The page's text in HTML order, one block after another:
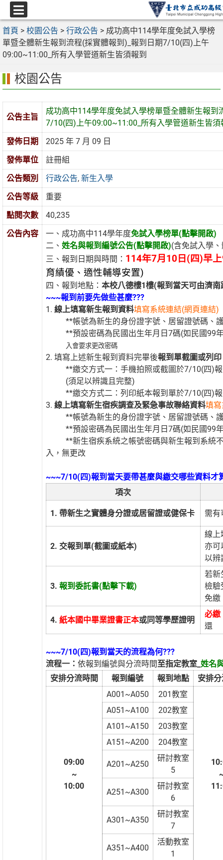
至
主
要
內
選
單
首頁 > 校園公告 > 行政公告 > 成功高中114學年度免試入學榜
單暨全體新生報到流程(採實體報到)_報到日期7/10(四)上午
09:00~11:00_所有入學管道新生皆須報到
校園公告
公告主旨
成功高中114學年度免試入學榜單暨全體新生報到
7/10(四)上午09:00~11:00_所有入學管道新生皆須
發佈日期
2025 年 7 月 09 日
發佈單位
註冊組
公告類別
行政公告, 新生入學
公告等級
重要
點閱次數
40,235
公告內容
一、成功高中114學年度免試入學榜單(點擊開啟)
二、 姓名與報到編號公告(點擊開啟)(含免試入學
三、報到日期與時間： 114年7月10日(四)早
育績優、適性輔導安置)
四、報到地點： 本校八德樓1樓(報到當天可由濟
~~~報到前要先做些甚麼???
1. 線上填寫新生報到資料填寫系統連結(網頁連結)
**帳號為新生的身份證字號、居留證號碼、
**預設密碼為民國出生年月日7碼(如民國99
入會要求更改密碼
2. 填寫上述新生報到資料完畢後報到單截圖或列印
**繳交方式一：手機拍照或截圖於7/10(四)
(須足以辨識且完整)
**繳交方式二：列印紙本報到單於7/10(四)
3. 線上填寫新生宿疾調查及緊急事故聯絡資料填
**帳號為新生的身份證字號、居留證號碼、
**預設密碼為民國出生年月日7碼(如民國99
**新生宿疾系統之帳號密碼與新生報到系統不
入，無更改
~~~7/10(四)報到當天要帶甚麼與繳交哪些資料才
項次
1. 帶新生之實體身分證或居留證或健保卡 需有
2. 交報到單(截圖或紙本)
線上
亦可
以辨
3. 報到委託書(點擊下載)
若新
檢驗
免繳
4. 紙本國中畢業證書正本或同等學歷證明
必繳
還
~~~7/10(四)報到當天的流程為何???
流程一： 依報到編號與分流時間至指定教室_ 姓名
安排分流時間
報到編號 報到地點 安排
09:00
~
10:00
A001~A050 201教室
A051~A100
202教室
A101~A150
203教室
A151~A200
204教室
A201~A250
研討教室
5
A251~A300
研討教室
6
A301~A350
研討教室
7
A351~A400
活動教室
1